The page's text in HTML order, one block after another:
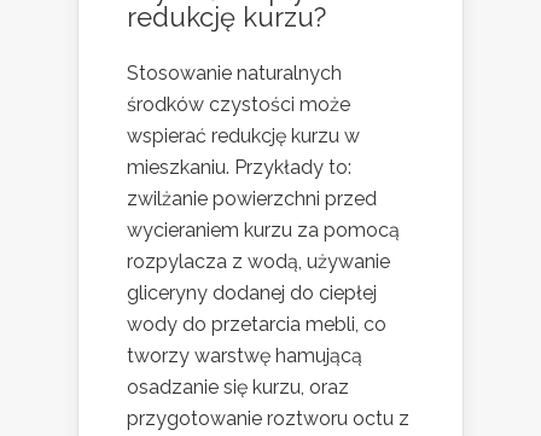
redukcję kurzu?
Stosowanie naturalnych
środków czystości może
wspierać redukcję kurzu w
mieszkaniu. Przykłady to:
zwilżanie powierzchni przed
wycieraniem kurzu za pomocą
rozpylacza z wodą, używanie
gliceryny dodanej do ciepłej
wody do przetarcia mebli, co
tworzy warstwę hamującą
osadzanie się kurzu, oraz
przygotowanie roztworu octu z